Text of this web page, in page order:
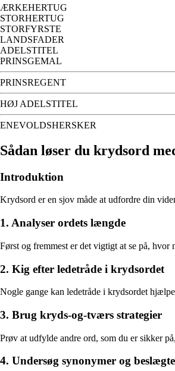
ÆRKEHERTUG
STORHERTUG
STORFYRSTE
LANDSFADER
ADELSTITEL
PRINSGEMAL
PRINSREGENT
HØJ ADELSTITEL
ENEVOLDSHERSKER
Sådan løser du krydsord
Introduktion
Krydsord er en sjov måde at udfordre din
1. Analyser ordets længde
Først og fremmest er det vigtigt at se på,
2. Kig efter ledetråde i krydsordet
Nogle gange kan ledetråde i krydsordet
3. Brug kryds-og-tværs strategier
Prøv at udfylde andre ord, som du er sikker
4. Undersøg synonymer og